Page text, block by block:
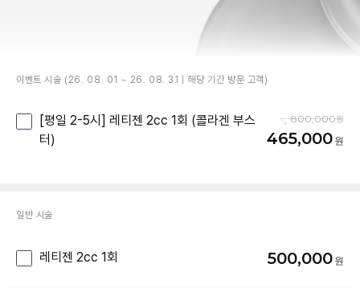
이벤트 시술 (26. 08. 01 ~ 26. 08. 31 | 해당 기간 방문 고객)
[평일 2-5시] 레티젠 2cc 1회 (콜라겐 부스
터)
800,000
465,000
일반 시술
레티젠 2cc 1회 500,000